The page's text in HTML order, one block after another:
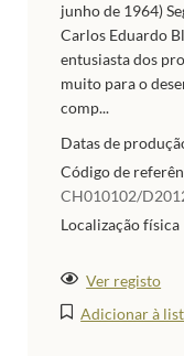
junho de 1964)
Carlos Eduardo
entusiasta dos
muito para o
comp...
Datas de
Código de
CH010102/
Localização física
Ver registo
Adicionar à